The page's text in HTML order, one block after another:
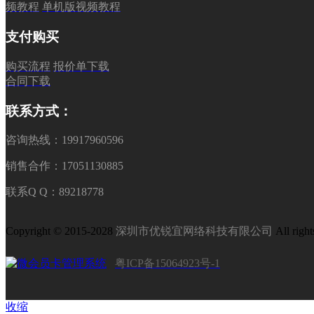
频教程 单机版视频教程
支付购买
购买流程 报价单下载
合同下载
联系方式：
咨询热线：19917960596
销售合作：17051130885
联系Q Q：89218778
Copyright © 2015-2028 深圳市优锐宜网络科技有限公司 All
粤ICP备15064923号-1
收缩